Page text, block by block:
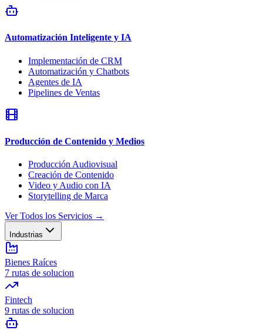
Automatización Inteligente y IA
Implementación de CRM
Automatización y Chatbots
Agentes de IA
Pipelines de Ventas
Producción de Contenido y Medios
Producción Audiovisual
Creación de Contenido
Video y Audio con IA
Storytelling de Marca
Ver Todos los Servicios →
Industrias
Bienes Raíces
7 rutas de solucion
Fintech
9 rutas de solucion